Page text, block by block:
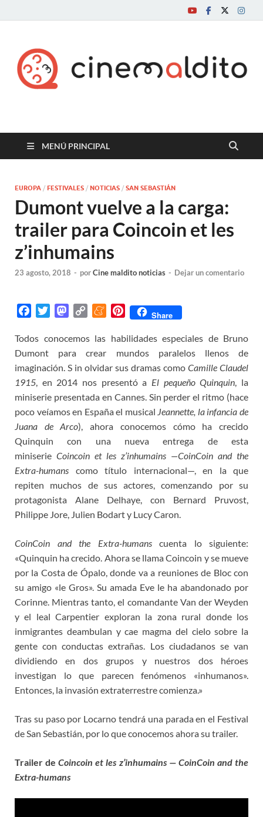
Cine maldito
MENÚ PRINCIPAL
EUROPA / FESTIVALES / NOTICIAS / SAN SEBASTIÁN
Dumont vuelve a la carga:
trailer para Coincoin et les
z’inhumains
23 agosto, 2018 - porCine maldito noticias - Dejar un comentario
c
e
b
o
o
k
i
t
e
r
M
s
t
o
d
o
n
p
y
L
i
n
k
M
a
m
e
P
n
t
e
r
e
s
t
Share
Todos conocemos las habilidades especiales de Bruno
Dumont para crear mundos paralelos llenos de
imaginación. S in olvidar sus dramas como Camille Claudel
1915, en 2014 nos presentó a El pequeño Quinquin, la
miniserie presentada en Cannes. Sin perder el ritmo (hace
poco veíamos en España el musical Jeannette, la infancia de
Juana de Arco), ahora conocemos cómo ha crecido
Quinquin con una nueva entrega de esta
miniserie Coincoin et les z’inhumains —CoinCoin and the
Extra-humans como título internacional—, en la que
repiten muchos de sus actores, comenzando por su
protagonista Alane Delhaye, con Bernard Pruvost,
Philippe Jore, Julien Bodart y Lucy Caron.
CoinCoin and the Extra-humanscuenta lo siguiente:
«Quinquin ha crecido. Ahora se llama Coincoin y se mueve
por la Costa de Ópalo, donde va a reuniones de Bloc con
su amigo «le Gros». Su amada Eve le ha abandonado por
Corinne. Mientras tanto, el comandante Van der Weyden
y el leal Carpentier exploran la zona rural donde los
inmigrantes deambulan y cae magma del cielo sobre la
gente con conductas extrañas. Los ciudadanos se van
dividiendo en dos grupos y nuestros dos héroes
investigan lo que parecen fenómenos «inhumanos».
Entonces, la invasión extraterrestre comienza.»
Tras su paso por Locarno tendrá una parada en el Festival
de San Sebastián, por lo que conocemos ahora su trailer.
Trailer deCoincoin et les z’inhumains — CoinCoin and the
Extra-humans